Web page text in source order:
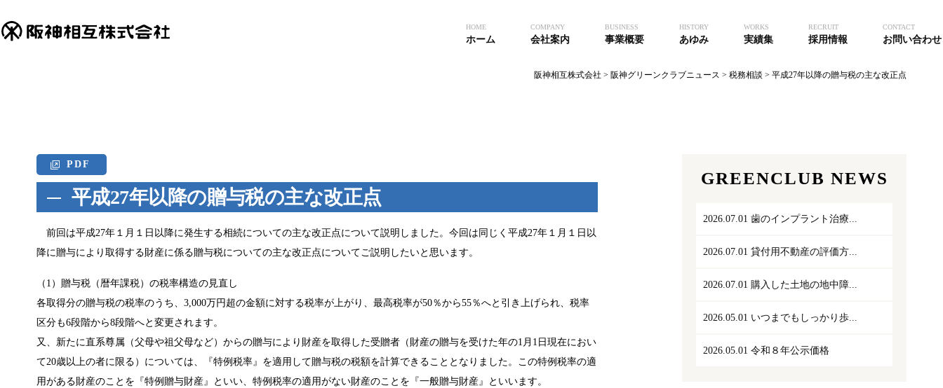
HOME
ホーム
COMPANY
会社案内
BUSINESS
事業概要
HISTORY
あゆみ
WORKS
実績集
RECRUIT
採用情報
CONTACT
お問い合わせ
阪神相互株式会社 > 阪神グリーンクラブニュース > 税務相談 > 平成27年以降の贈与税の主な改正点
PDF
平成27年以降の贈与税の主な改正点
前回は平成27年１月１日以降に発生する相続についての主な改正点について説明しました。今回は同じく平成27年１月１日以
降に贈与により取得する財産に係る贈与税についての主な改正点についてご説明したいと思います。
（1）贈与税（暦年課税）の税率構造の見直し
各取得分の贈与税の税率のうち、3,000万円超の金額に対する税率が上がり、最高税率が50％から55％へと引き上げられ、税率
区分も6段階から8段階へと変更されます。
又、新たに直系尊属（父母や祖父母など）からの贈与により財産を取得した受贈者（財産の贈与を受けた年の1月1日現在におい
て20歳以上の者に限る）については、『特例税率』を適用して贈与税の税額を計算できることとなりました。この特例税率の適
用がある財産のことを『特例贈与財産』といい、特例税率の適用がない財産のことを『一般贈与財産』といいます。
GREENCLUB NEWS
2026.07.01 歯のインプラント治療...
2026.07.01 貸付用不動産の評価方...
2026.07.01 購入した土地の地中障...
2026.05.01 いつまでもしっかり歩...
2026.05.01 令和８年公示価格